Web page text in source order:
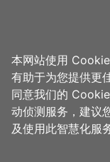
首页 > 想去的地方 >
清真合
周边景
本网站使用
有助于为您提供更
同意我们的
动侦测服务，建议
及使用此智慧化服务